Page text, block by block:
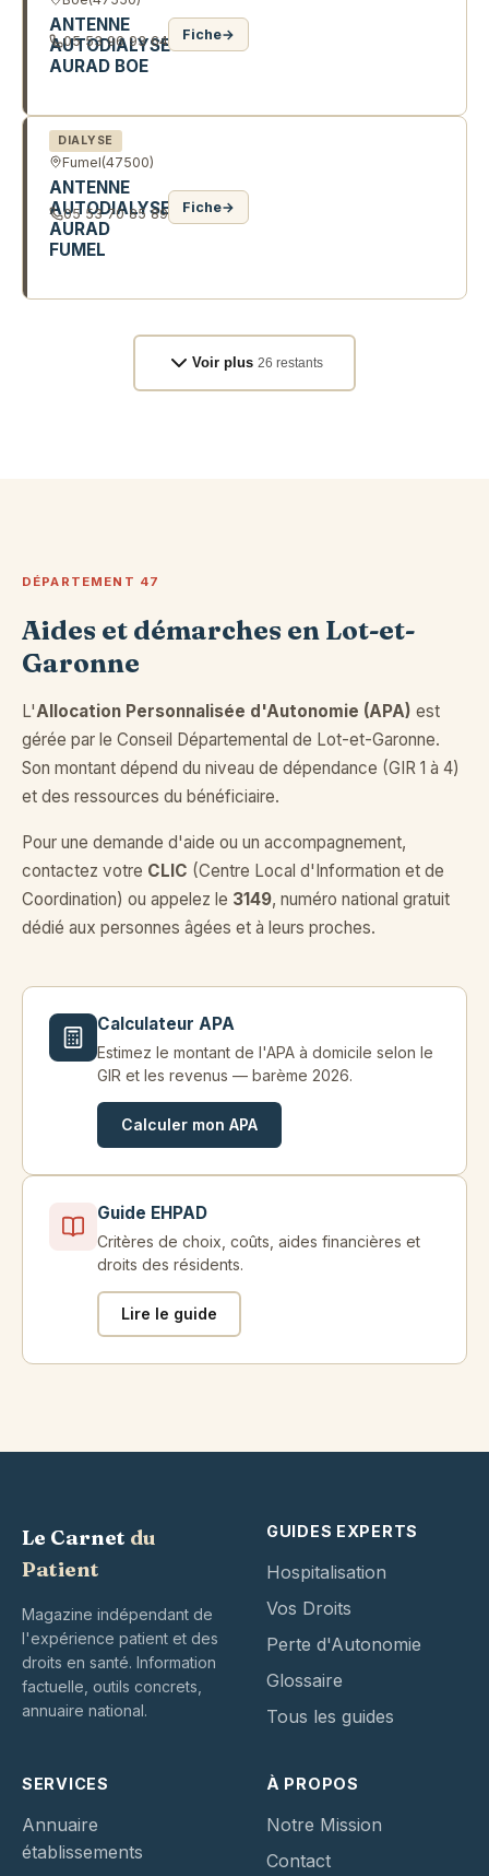
ANTENNE
AUTODIALYSE
AURAD BOE
05 53 96 93 64 Fiche→
DIALYSE
Fumel(47500)
ANTENNE
AUTODIALYSE
AURAD
FUMEL
05 53 70 85 89 Fiche→
Voir plus 26 restants
DÉPARTEMENT 47
Aides et démarches en Lot-et-
Garonne
L'Allocation Personnalisée d'Autonomie (APA) est
gérée par le Conseil Départemental de Lot-et-Garonne.
Son montant dépend du niveau de dépendance (GIR 1 à 4)
et des ressources du bénéficiaire.
Pour une demande d'aide ou un accompagnement,
contactez votre CLIC (Centre Local d'Information et de
Coordination) ou appelez le 3149, numéro national gratuit
dédié aux personnes âgées et à leurs proches.
Calculateur APA
Estimez le montant de l'APA à domicile selon le
GIR et les revenus — barème 2026.
Calculer mon APA
Guide EHPAD
Critères de choix, coûts, aides financières et
droits des résidents.
Lire le guide
Le Carnet du
Patient
Magazine indépendant de
l'expérience patient et des
droits en santé. Information
factuelle, outils concrets,
annuaire national.
GUIDES EXPERTS
Hospitalisation
Vos Droits
Perte d'Autonomie
Glossaire
Tous les guides
SERVICES
Annuaire
établissements
À PROPOS
Notre Mission
Contact